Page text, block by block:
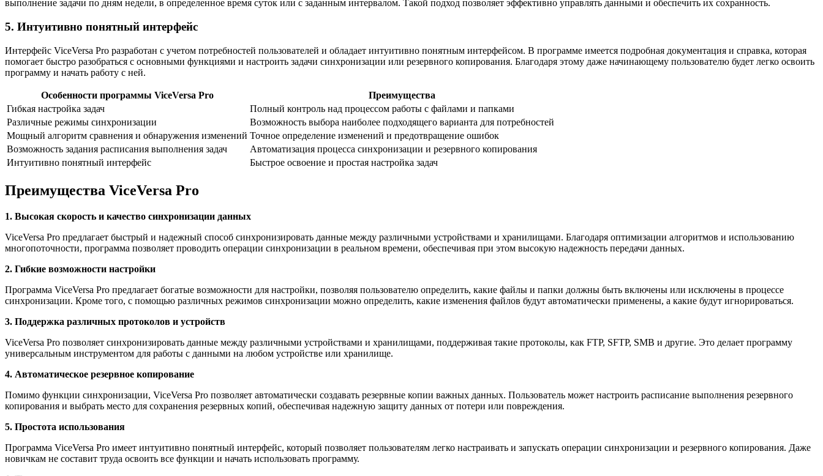
выполнение задачи по дням недели, в определенное время суток или с заданным интервалом. Такой подход позволяет эффективно управлять данными и обеспечить их сохранность.
5. Интуитивно понятный интерфейс
Интерфейс ViceVersa Pro разработан с учетом потребностей пользователей и обладает интуитивно понятным интерфейсом. В программе имеется подробная документация и справка, которая
помогает быстро разобраться с основными функциями и настроить задачи синхронизации или резервного копирования. Благодаря этому даже начинающему пользователю будет легко освоить
программу и начать работу с ней.
Особенности программы ViceVersa Pro
Преимущества
Гибкая настройка задач
Полный контроль над процессом работы с файлами и папками
Различные режимы синхронизации
Возможность выбора наиболее подходящего варианта для потребностей
Мощный алгоритм сравнения и обнаружения изменений Точное определение изменений и предотвращение ошибок
Возможность задания расписания выполнения задач
Автоматизация процесса синхронизации и резервного копирования
Интуитивно понятный интерфейс
Быстрое освоение и простая настройка задач
Преимущества ViceVersa Pro
1. Высокая скорость и качество синхронизации данных
ViceVersa Pro предлагает быстрый и надежный способ синхронизировать данные между различными устройствами и хранилищами. Благодаря оптимизации алгоритмов и использованию
многопоточности, программа позволяет проводить операции синхронизации в реальном времени, обеспечивая при этом высокую надежность передачи данных.
2. Гибкие возможности настройки
Программа ViceVersa Pro предлагает богатые возможности для настройки, позволяя пользователю определить, какие файлы и папки должны быть включены или исключены в процессе
синхронизации. Кроме того, с помощью различных режимов синхронизации можно определить, какие изменения файлов будут автоматически применены, а какие будут игнорироваться.
3. Поддержка различных протоколов и устройств
ViceVersa Pro позволяет синхронизировать данные между различными устройствами и хранилищами, поддерживая такие протоколы, как FTP, SFTP, SMB и другие. Это делает программу
универсальным инструментом для работы с данными на любом устройстве или хранилище.
4. Автоматическое резервное копирование
Помимо функции синхронизации, ViceVersa Pro позволяет автоматически создавать резервные копии важных данных. Пользователь может настроить расписание выполнения резервного
копирования и выбрать место для сохранения резервных копий, обеспечивая надежную защиту данных от потери или повреждения.
5. Простота использования
Программа ViceVersa Pro имеет интуитивно понятный интерфейс, который позволяет пользователям легко настраивать и запускать операции синхронизации и резервного копирования. Даже
новичкам не составит труда освоить все функции и начать использовать программу.